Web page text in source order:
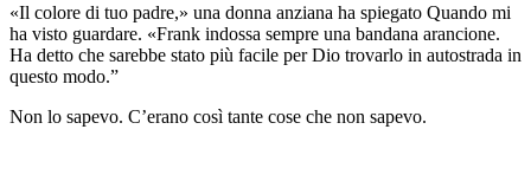
«Il colore di tuo padre,» una donna anziana ha spiegato Quando mi
ha visto guardare. «Frank indossa sempre una bandana arancione.
Ha detto che sarebbe stato più facile per Dio trovarlo in autostrada in
questo modo.”
Non lo sapevo. C’erano così tante cose che non sapevo.